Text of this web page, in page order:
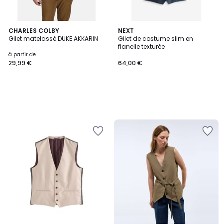
CHARLES COLBY
Gilet matelassé DUKE AKKARIN
à partir de
29,99 €
NEXT
Gilet de costume slim en
flanelle texturée
64,00 €